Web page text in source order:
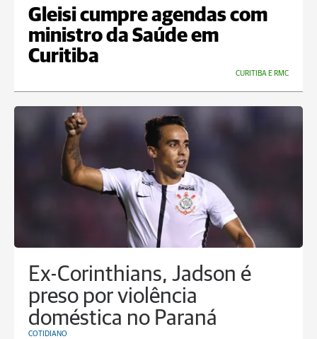
Gleisi cumpre agendas com
ministro da Saúde em
Curitiba
CURITIBA E RMC
Ex-Corinthians, Jadson é
preso por violência
doméstica no Paraná
COTIDIANO